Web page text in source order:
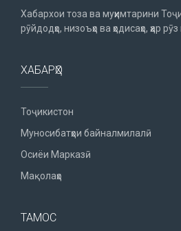
Хабархои тоза ва муҳимтарини
рӯйдодҳо, низоъҳо ва ҳодисаҳо, ҳар
ХАБАРҲО
Тоҷикистон
Муносибатҳои байналмилалӣ
Осиёи Марказӣ
Мақолаҳо
ТАМОС